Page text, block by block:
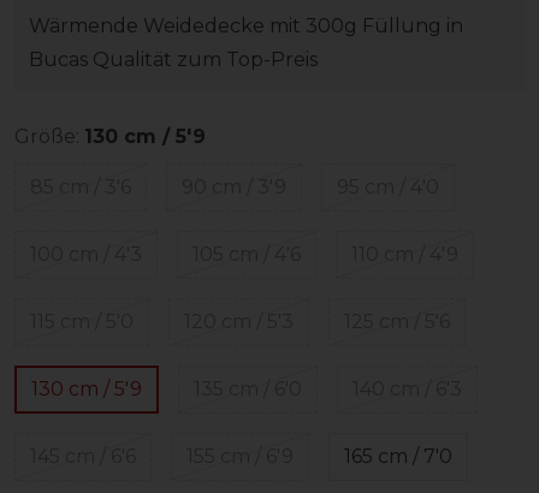
Wärmende Weidedecke mit 300g Füllung in
Bucas Qualität zum Top-Preis
Größe: 130 cm / 5'9
130 cm / 5'9
165 cm / 7'0